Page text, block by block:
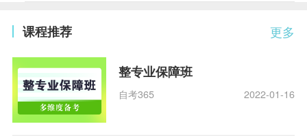
更多
课程推荐
整专业保障班
自考365 2022-01-16